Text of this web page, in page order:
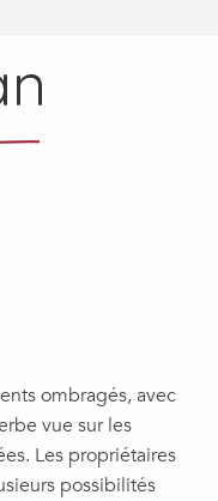
ombragés, avec
vue sur les
Les propriétaires
possibilités